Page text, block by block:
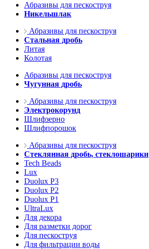
Абразивы для пескоструя
Никельшлак
Абразивы для пескоструя
Стальная дробь
Литая
Колотая
Абразивы для пескоструя
Чугунная дробь
Абразивы для пескоструя
Электрокорунд
Шлифзерно
Шлифпорошок
Абразивы для пескоструя
Стеклянная дробь, стеклошарики
Tech Beads
Lux
Duolux P3
Duolux P2
Duolux P1
UltraLux
Для декора
Для разметки дорог
Для пескоструя
Для фильтрации воды